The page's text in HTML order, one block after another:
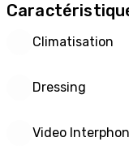
Climatisation
Dressing
Video